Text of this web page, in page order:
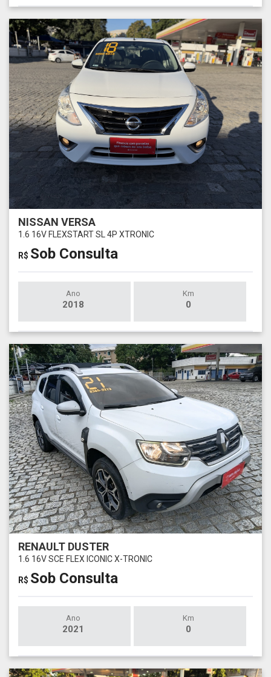
NISSAN VERSA
1.6 16V FLEXSTART SL 4P XTRONIC
R$ Sob Consulta
Ano
2018
Km
0
RENAULT DUSTER
1.6 16V SCE FLEX ICONIC X-TRONIC
R$ Sob Consulta
Ano
2021
Km
0